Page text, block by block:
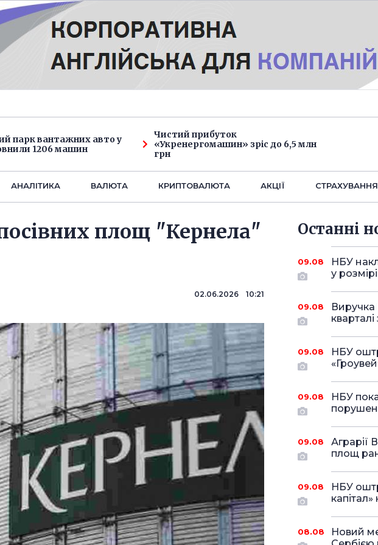
парк вантажних авто у
1206 машин
Чистий прибуток
«Укренергомашин» зріс до 6,5 млн
грн
АНАЛIТИКА ВАЛЮТА КРИПТОВАЛЮТА АКЦІЇ СТРАХУВАННЯ
площ "Кернела"
02.06.2026 10:21
Останнi
09.08
НБУ
у
09.08
Виручка
09.08
НБУ
09.08
НБУ
09.08
Аграрії
площ
09.08
НБУ
08.08
Новий